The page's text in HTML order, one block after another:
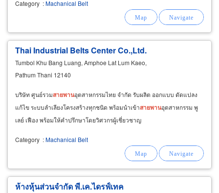
Category :Machanical Belt
Thai Industrial Belts Center Co.,Ltd.
Tumbol Khu Bang Luang, Amphoe Lat Lum Kaeo,
Pathum Thani 12140
บริษัท ศูนย์รวมสายพานอุตสาหกรรมไทย จำกัด รับผลิต ออกแบบ ดัดแปลง
แก้ไข ระบบลำเลียงโครงสร้างทุกชนิด พร้อมนำเข้าสายพานอุตสาหกรรม พู
เลย์ เฟือง พร้อมให้คำปรึกษาโดยวิศวกรผู้เชี่ยวชาญ
Category :Machanical Belt
ห้างหุ้นส่วนจำกัด พี.เค.ไดรฟ์เทค